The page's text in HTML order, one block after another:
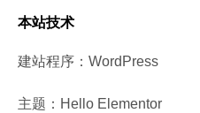
本站技术
建站程序：WordPress
主题：Hello Elementor